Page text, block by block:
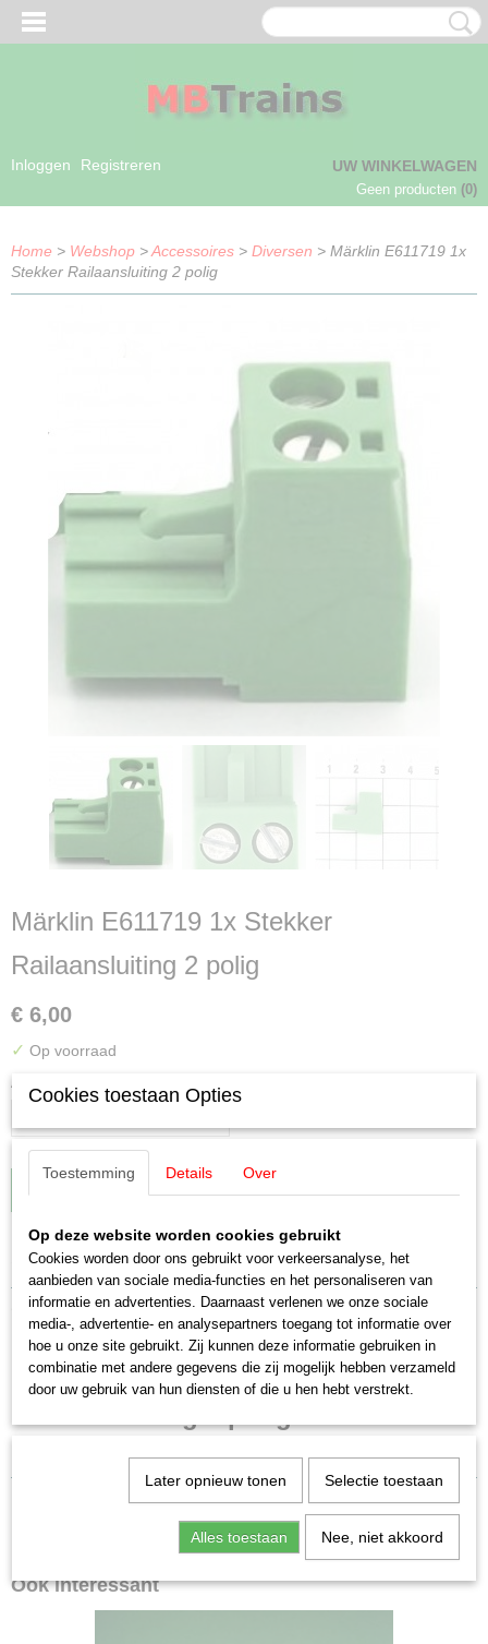
Inloggen Registreren UW WINKELWAGEN
Geen producten (0)
Home > Webshop >Accessoires > Diversen > Märklin E611719 1x
Stekker Railaansluiting 2 polig
Märklin E611719 1x Stekker
Railaansluiting 2 polig
€ 6,00
✓ Op voorraad
Aantal
Specificaties
Productcode leverancier
E611719
Staat
Nieuw
Omschrijving
Märklin E611719 1x Stekker
Ook interessant
Cookies toestaan Opties
Toestemming Details Over
Op deze website worden cookies gebruikt
Cookies worden door ons gebruikt voor verkeersanalyse, het
aanbieden van sociale media-functies en het personaliseren van
informatie en advertenties. Daarnaast verlenen we onze sociale
media-, advertentie- en analysepartners toegang tot informatie over
hoe u onze site gebruikt. Zij kunnen deze informatie gebruiken in
combinatie met andere gegevens die zij mogelijk hebben verzameld
door uw gebruik van hun diensten of die u hen hebt verstrekt.
Later opnieuw tonen Selectie toestaan
Alles toestaan Nee, niet akkoord